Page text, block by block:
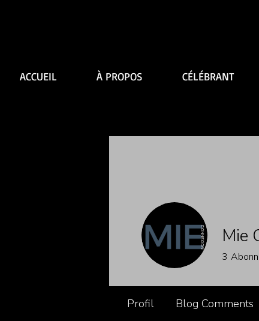
ACCUEIL À PROPOS CÉLÉBRANT
Mie
3
Profil Blog Comments